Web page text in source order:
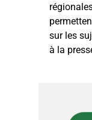
sur les
à la